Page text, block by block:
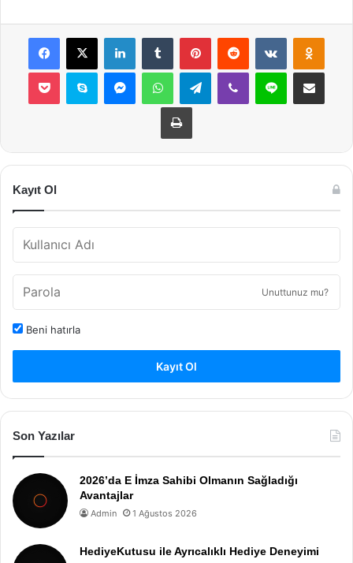
Facebook
X LinkedInTumblr PinterestReddit VKontakte
Pocket Skype MessengerWhatsAppTelegramViber Line E-Posta ile
Yazdır
Kayıt Ol
Unuttunuz mu?
Beni hatırla
Kayıt Ol
Son Yazılar
2026’da E İmza Sahibi Olmanın Sağladığı
Avantajlar
Admin 1 Ağustos 2026
HediyeKutusu ile Ayrıcalıklı Hediye Deneyimi